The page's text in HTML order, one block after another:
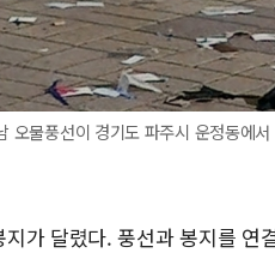
물풍선이 경기도 파주시 운정동에
가 달렸다. 풍선과 봉지를 연